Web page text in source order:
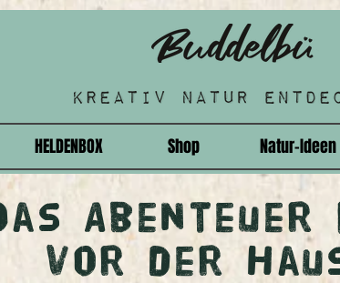
HELDENBOX Shop Natur-Ideen
vor der